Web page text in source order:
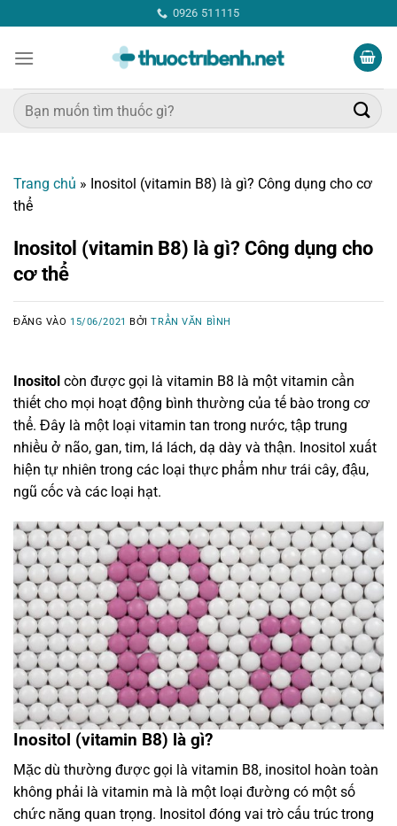
qua
nội
0926 511115
Tìm
kiếm:
Trang chủ » Inositol (vitamin B8) là gì? Công dụng cho cơ
thể
Inositol (vitamin B8) là gì? Công dụng cho
cơ thể
ĐĂNG VÀO 15/06/2021 BỞITRẦN VĂN BÌNH
Inositol còn được gọi là vitamin B8 là một vitamin cần
thiết cho mọi hoạt động bình thường của tế bào trong cơ
thể. Đây là một loại vitamin tan trong nước, tập trung
nhiều ở não, gan, tim, lá lách, dạ dày và thận. Inositol xuất
hiện tự nhiên trong các loại thực phẩm như trái cây, đậu,
ngũ cốc và các loại hạt.
Inositol (vitamin B8) là gì?
Mặc dù thường được gọi là vitamin B8, inositol hoàn toàn
không phải là vitamin mà là một loại đường có một số
chức năng quan trọng. Inositol đóng vai trò cấu trúc trong